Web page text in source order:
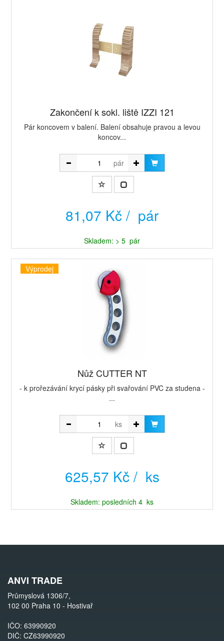
Zakončení k sokl. liště IZZI 121
Pár koncovem v balení. Balení obsahuje pravou a levou
koncov...
pár
81,07 Kč / pár
Skladem: > 5 pár
Výprodej
Nůž CUTTER NT
- k prořezávání krycí pásky při svařování PVC za studena -
...
ks
625,57 Kč / ks
Skladem: posledních 4 ks
ANVI TRADE
Průmyslová 1306/7,
102 00 Praha 10 - Hostivař
IČO: 63990920
DIČ: CZ63990920